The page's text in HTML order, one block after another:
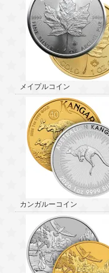
メイプルコイン
カンガルーコイン